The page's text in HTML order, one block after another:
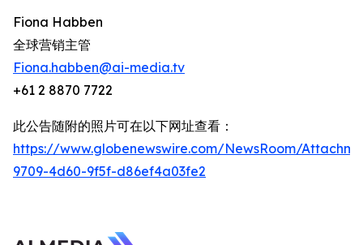
Fiona Habben
全球营销主管
Fiona.habben@ai-media.tv
+61 2 8870 7722
此公告随附的照片可在以下网址查看：
https://www.globenewswire.com/NewsRoom/
9709-4d60-9f5f-d86ef4a03fe2